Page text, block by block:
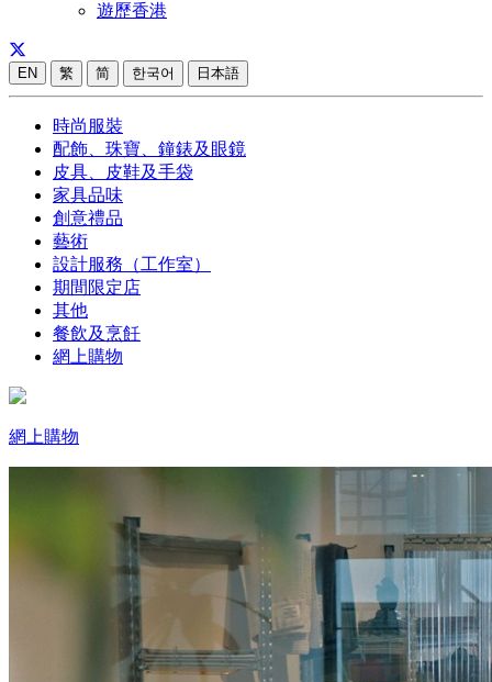
遊歷香港
EN 繁 简 한국어 日本語
時尚服裝
配飾、珠寶、鐘錶及眼鏡
皮具、皮鞋及手袋
家具品味
創意禮品
藝術
設計服務（工作室）
期間限定店
其他
餐飲及烹飪
網上購物
網上購物